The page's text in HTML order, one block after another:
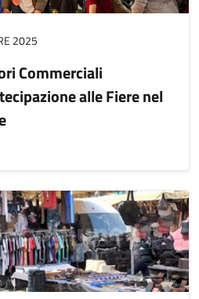
2025
Commerciali
alle Fiere nel